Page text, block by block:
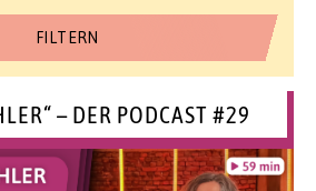
– DER PODCAST #29